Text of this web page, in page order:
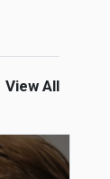
View All